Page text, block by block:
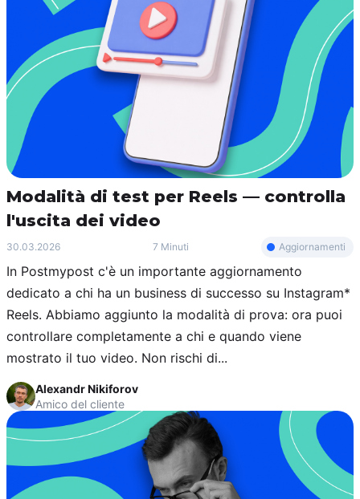
Modalità di test per Reels — controlla
l'uscita dei video
30.03.2026 7 Minuti Aggiornamenti
In Postmypost c'è un importante aggiornamento
dedicato a chi ha un business di successo su Instagram*
Reels. Abbiamo aggiunto la modalità di prova: ora puoi
controllare completamente a chi e quando viene
mostrato il tuo video. Non rischi di...
Alexandr Nikiforov
Amico del cliente